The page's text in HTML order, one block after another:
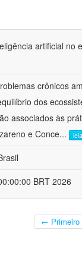
artificial no
crônicos
dos
associados às
e Conce...
BRT 2026
← Primeiro